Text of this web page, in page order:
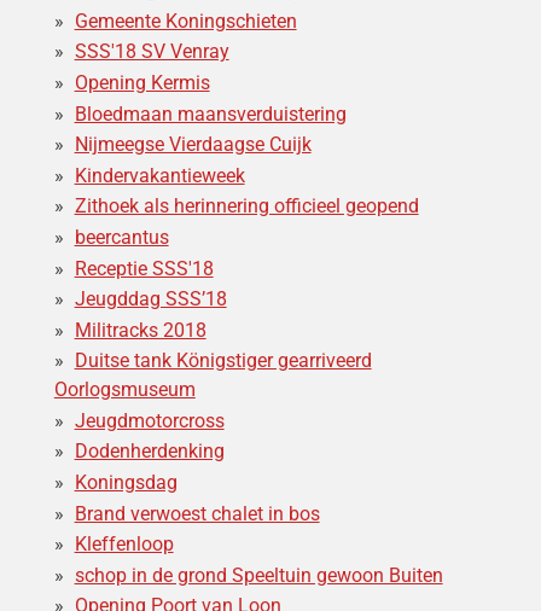
Gemeente Koningschieten
SSS'18 SV Venray
Opening Kermis
Bloedmaan maansverduistering
Nijmeegse Vierdaagse Cuijk
Kindervakantieweek
Zithoek als herinnering officieel geopend
beercantus
Receptie SSS'18
Jeugddag SSS’18
Militracks 2018
Duitse tank Königstiger gearriveerd
Oorlogsmuseum
Jeugdmotorcross
Dodenherdenking
Koningsdag
Brand verwoest chalet in bos
Kleffenloop
schop in de grond Speeltuin gewoon Buiten
Opening Poort van Loon